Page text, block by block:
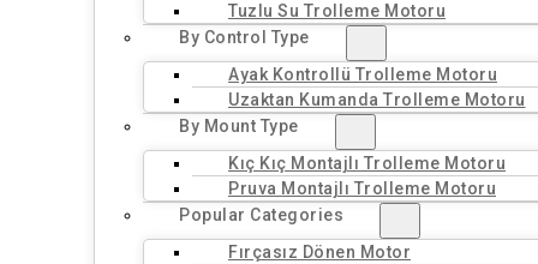
Tuzlu Su Trolleme Motoru
By Control Type
Ayak Kontrollü Trolleme Motoru
Uzaktan Kumanda Trolleme Motoru
By Mount Type
Kıç Kıç Montajlı Trolleme Motoru
Pruva Montajlı Trolleme Motoru
Popular Categories
Fırçasız Dönen Motor